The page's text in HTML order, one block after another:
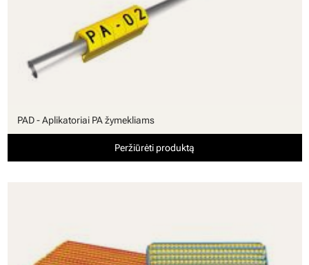
PAD - Aplikatoriai PA žymekliams
Peržiūrėti produktą